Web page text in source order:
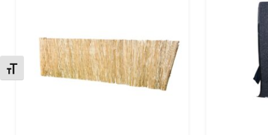
Schrift vergrößern